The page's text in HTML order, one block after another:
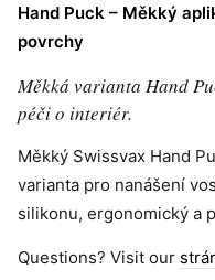
Hand Puck – Měkký
povrchy
Měkká varianta Hand
péči o interiér.
Měkký Swissvax Hand
varianta pro nanášení
silikonu, ergonomický a
Questions? Visit our